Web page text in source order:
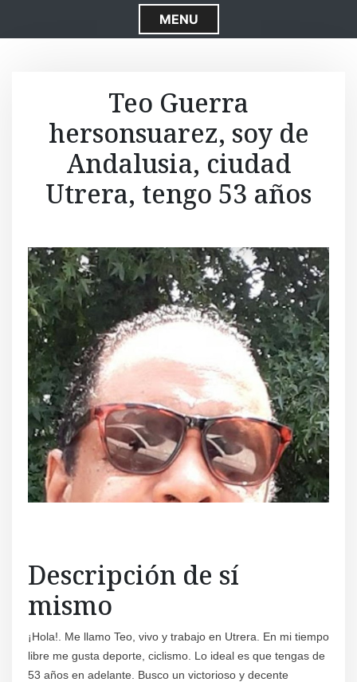
S
k
o
o
n
e
MENU
Teo Guerra
hersonsuarez, soy de
Andalusia, ciudad
Utrera, tengo 53 años
Descripción de sí
mismo
¡Hola!. Me llamo Teo, vivo y trabajo en Utrera. En mi tiempo
libre me gusta deporte, ciclismo. Lo ideal es que tengas de
53 años en adelante. Busco un victorioso y decente